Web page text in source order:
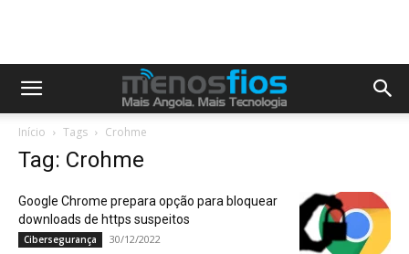
Início Tags Crohme
Tag: Crohme
Google Chrome prepara opção para bloquear
downloads de https suspeitos
Cibersegurança 30/12/2022